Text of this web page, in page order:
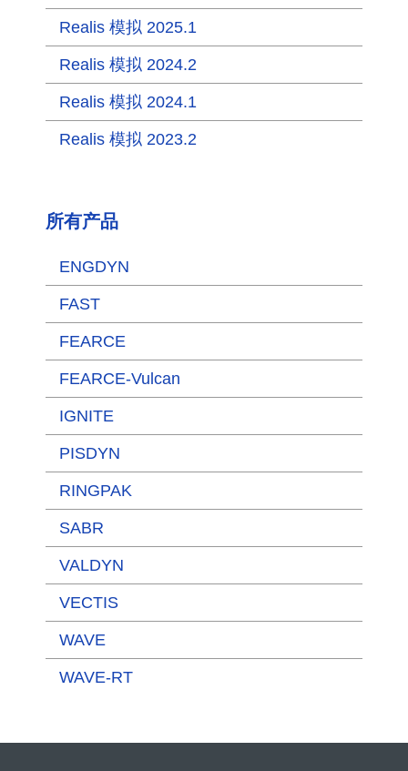
Realis 模拟 2025.1
Realis 模拟 2024.2
Realis 模拟 2024.1
Realis 模拟 2023.2
所有产品
ENGDYN
FAST
FEARCE
FEARCE-Vulcan
IGNITE
PISDYN
RINGPAK
SABR
VALDYN
VECTIS
WAVE
WAVE-RT